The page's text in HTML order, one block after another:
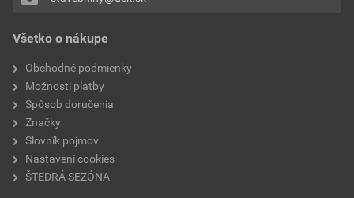
Pridávať hodnotenie môže iba prihlásený užívateľ.
Všetko o nákupe
Obchodné podmienky
Možnosti platby
Spôsob doručenia
Značky
Slovník pojmov
Nastavení cookies
ŠTEDRÁ SEZÓNA